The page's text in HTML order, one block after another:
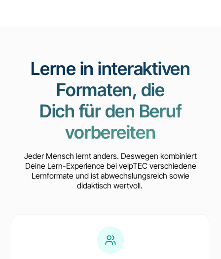
Lerne in interaktiven
Formaten, die
Dich für den Beruf
vorbereiten
Jeder Mensch lernt anders. Deswegen kombiniert
Deine Lern-Experience bei velpTEC verschiedene
Lernformate und ist abwechslungsreich sowie
didaktisch wertvoll.